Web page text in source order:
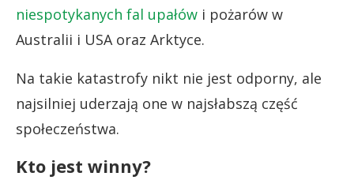
niespotykanych fal upałów i pożarów w
Australii i USA oraz Arktyce.
Na takie katastrofy nikt nie jest odporny, ale
najsilniej uderzają one w najsłabszą część
społeczeństwa.
Kto jest winny?